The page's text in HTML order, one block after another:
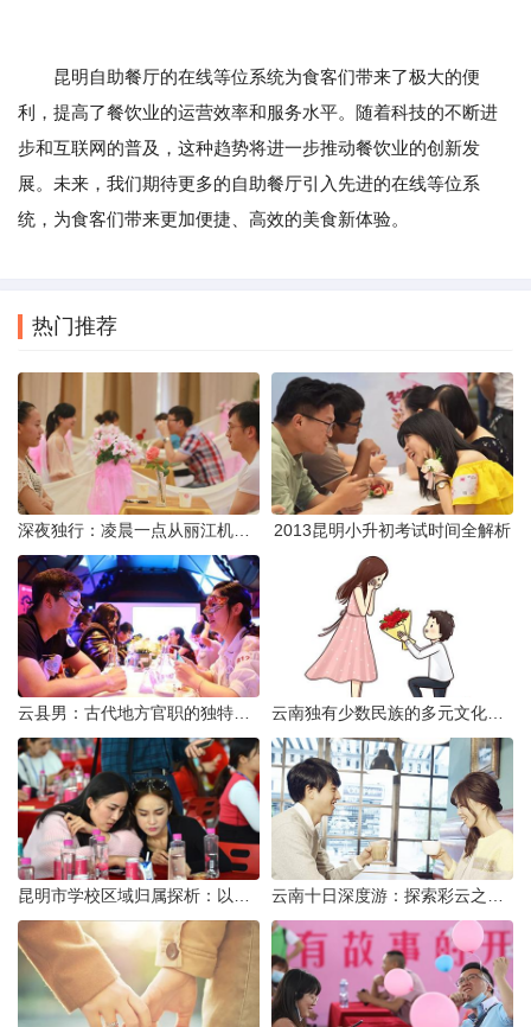
昆明自助餐厅的在线等位系统为食客们带来了极大的便
利，提高了餐饮业的运营效率和服务水平。随着科技的不断进
步和互联网的普及，这种趋势将进一步推动餐饮业的创新发
展。未来，我们期待更多的自助餐厅引入先进的在线等位系
统，为食客们带来更加便捷、高效的美食新体验。
热门推荐
2013昆明小升初考试时间全解析